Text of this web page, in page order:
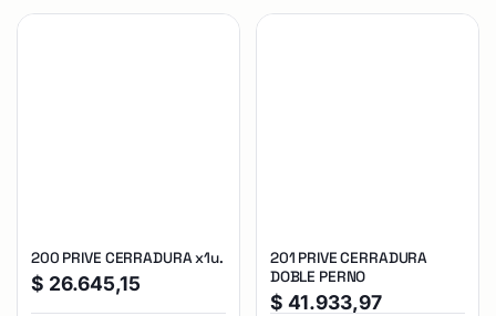
200 PRIVE CERRADURA x1u.
$ 26.645,15
201 PRIVE CERRADURA
DOBLE PERNO
$ 41.933,97